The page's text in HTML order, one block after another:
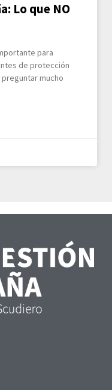
Lo que NO
para
de protección
mucho